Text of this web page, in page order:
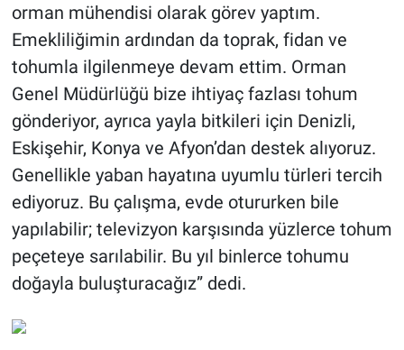
orman mühendisi olarak görev yaptım.
Emekliliğimin ardından da toprak, fidan ve
tohumla ilgilenmeye devam ettim. Orman
Genel Müdürlüğü bize ihtiyaç fazlası tohum
gönderiyor, ayrıca yayla bitkileri için Denizli,
Eskişehir, Konya ve Afyon’dan destek alıyoruz.
Genellikle yaban hayatına uyumlu türleri tercih
ediyoruz. Bu çalışma, evde otururken bile
yapılabilir; televizyon karşısında yüzlerce tohum
peçeteye sarılabilir. Bu yıl binlerce tohumu
doğayla buluşturacağız” dedi.